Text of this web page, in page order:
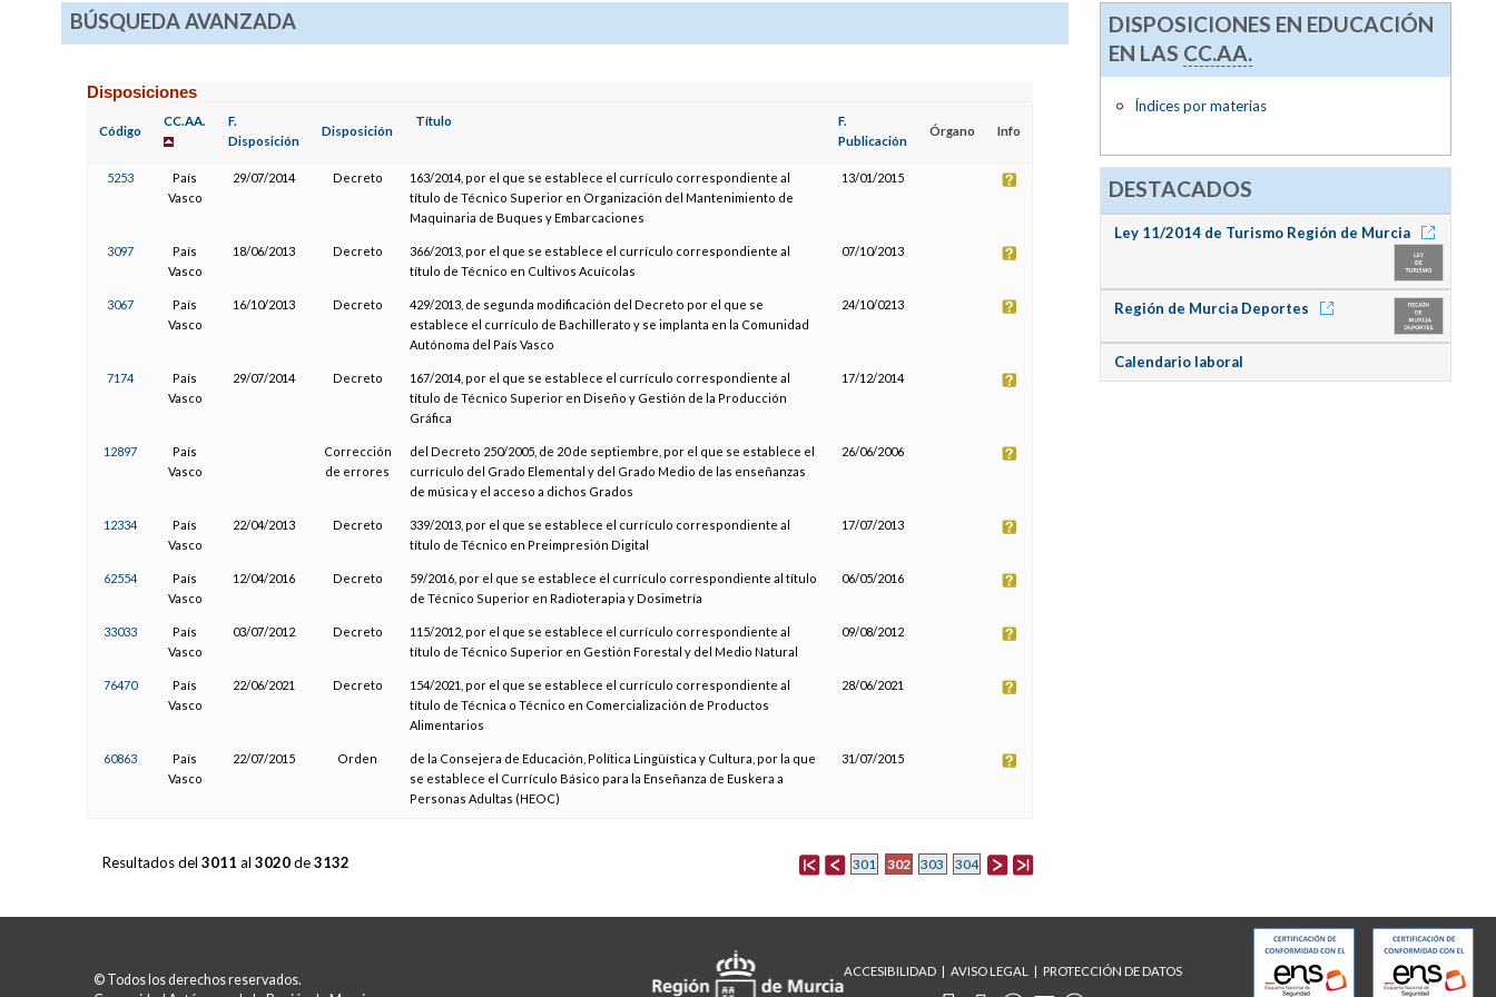
BÚSQUEDA AVANZADA
Disposiciones
Código
CC.AA.
F.
Disposición
Disposición
Título
F.
Publicación
Órgano Info
5253
País
Vasco
29/07/2014 Decreto
163/2014, por el que se establece el currículo correspondiente al
título de Técnico Superior en Organización del Mantenimiento de
Maquinaria de Buques y Embarcaciones
13/01/2015
3097
País
Vasco
18/06/2013 Decreto
366/2013, por el que se establece el currículo correspondiente al
título de Técnico en Cultivos Acuícolas
07/10/2013
3067
País
Vasco
16/10/2013 Decreto
429/2013, de segunda modificación del Decreto por el que se
establece el currículo de Bachillerato y se implanta en la Comunidad
Autónoma del País Vasco
24/10/0213
7174
País
Vasco
29/07/2014 Decreto
167/2014, por el que se establece el currículo correspondiente al
título de Técnico Superior en Diseño y Gestión de la Producción
Gráfica
17/12/2014
12897
País
Vasco
Corrección
de errores
del Decreto 250/2005, de 20 de septiembre, por el que se establece el
currículo del Grado Elemental y del Grado Medio de las enseñanzas
de música y el acceso a dichos Grados
26/06/2006
12334
País
Vasco
22/04/2013 Decreto
339/2013, por el que se establece el currículo correspondiente al
título de Técnico en Preimpresión Digital
17/07/2013
62554
País
Vasco
12/04/2016 Decreto
59/2016, por el que se establece el currículo correspondiente al título
de Técnico Superior en Radioterapia y Dosimetría
06/05/2016
33033
País
Vasco
03/07/2012 Decreto
115/2012, por el que se establece el currículo correspondiente al
título de Técnico Superior en Gestión Forestal y del Medio Natural
09/08/2012
76470
País
Vasco
22/06/2021 Decreto
154/2021, por el que se establece el currículo correspondiente al
título de Técnica o Técnico en Comercialización de Productos
Alimentarios
28/06/2021
60863
País
Vasco
22/07/2015 Orden
de la Consejera de Educación, Política Lingüística y Cultura, por la que
se establece el Currículo Básico para la Enseñanza de Euskera a
Personas Adultas (HEOC)
31/07/2015
301 302 303 304
Resultados del 3011 al 3020de3132
DISPOSICIONES EN EDUCACIÓN
EN LAS CC.AA.
Índices por materias
DESTACADOS
Ley 11/2014 de Turismo Región de Murcia
Región de Murcia Deportes
Calendario laboral
© Todos los derechos reservados.
ACCESIBILIDAD AVISO LEGAL PROTECCIÓN DE DATOS